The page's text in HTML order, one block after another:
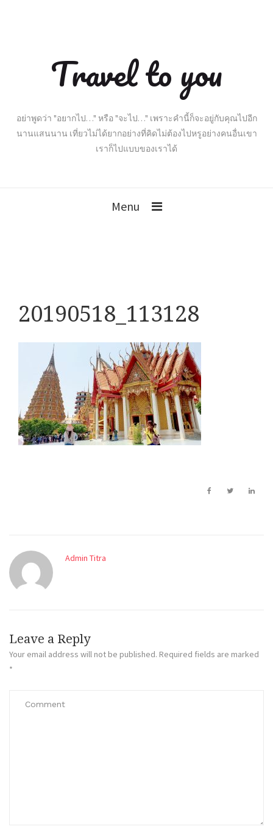
Travel to you
อย่าพูดว่า "อยากไป…" หรือ "จะไป…" เพราะคำนี้ก็จะอยู่กับคุณไปอีก
นานแสนนาน เที่ยวไม่ได้ยากอย่างที่คิดไม่ต้องไปหรูอย่างคนอื่นเขา
เราก็ไปแบบของเราได้
Menu
20190518_113128
Admin Titra
Leave a Reply
Your email address will not be published. Required fields are marked
*